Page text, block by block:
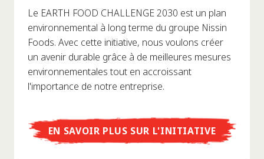
Le EARTH FOOD CHALLENGE 2030 est un plan
environnemental à long terme du groupe Nissin
Foods. Avec cette initiative, nous voulons créer
un avenir durable grâce à de meilleures mesures
environnementales tout en accroissant
l'importance de notre entreprise.
EN SAVOIR PLUS SUR L'INITIATIVE